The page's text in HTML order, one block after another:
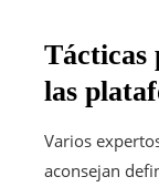
Tácticas
las
Varios
aconsejan